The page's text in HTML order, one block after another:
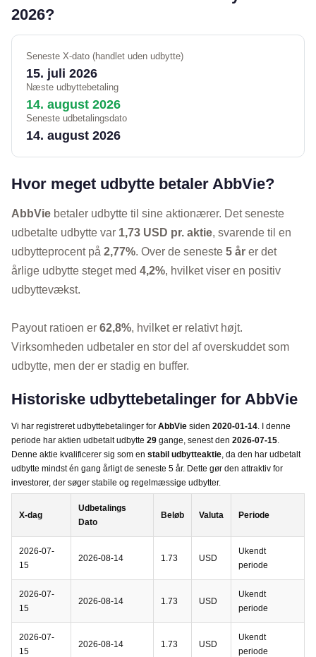
2026?
Seneste X-dato (handlet uden udbytte)
15. juli 2026
Næste udbyttebetaling
14. august 2026
Seneste udbetalingsdato
14. august 2026
Hvor meget udbytte betaler AbbVie?
AbbVie betaler udbytte til sine aktionærer. Det seneste
udbetalte udbytte var 1,73 USD pr. aktie, svarende til en
udbytteprocent på 2,77%. Over de seneste 5 år er det
årlige udbytte steget med 4,2%, hvilket viser en positiv
udbyttevækst.
Payout ratioen er 62,8%, hvilket er relativt højt.
Virksomheden udbetaler en stor del af overskuddet som
udbytte, men der er stadig en buffer.
Historiske udbyttebetalinger for AbbVie
Vi har registreret udbyttebetalinger for AbbVie siden 2020-01-14 . I denne
periode har aktien udbetalt udbytte 29 gange, senest den 2026-07-15
Denne aktie kvalificerer sig som en stabil udbytteaktie , da den har udbetalt
udbytte mindst én gang årligt de seneste 5 år. Dette gør den attraktiv for
investorer, der søger stabile og regelmæssige udbytter.
X-dag
Udbetalings
Dato
Beløb Valuta Periode
2026-07-
15
2026-08-14 1.73 USD
Ukendt
periode
2026-07-
15
2026-08-14 1.73 USD
Ukendt
periode
2026-07-
15
2026-08-14 1.73 USD
Ukendt
periode